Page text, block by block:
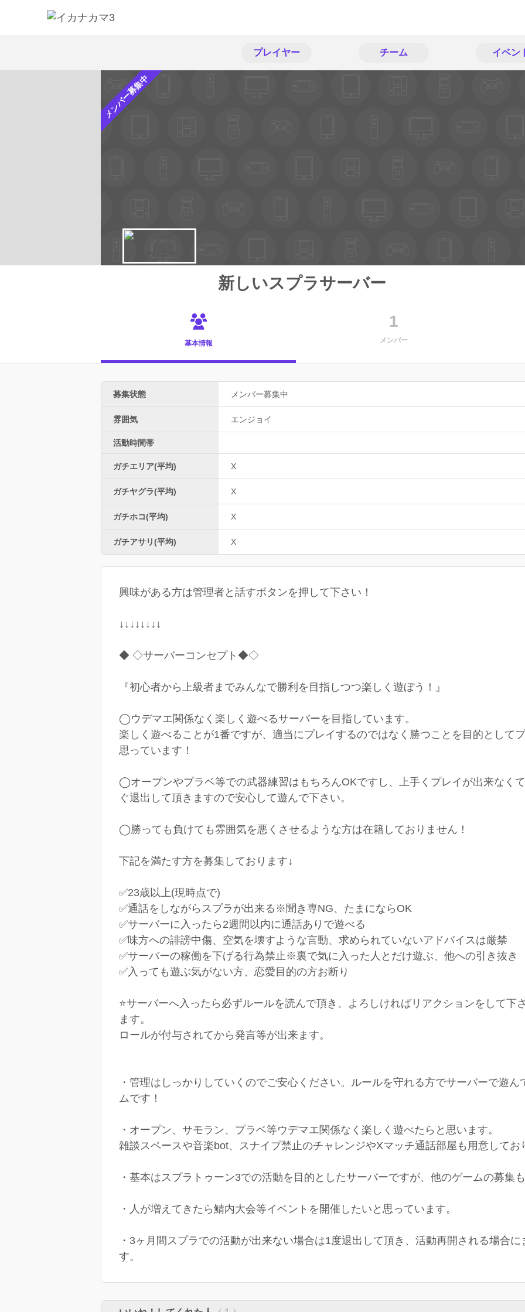
プレイヤー チーム イベン
メンバー募集中
新しいスプラサーバー
基本情報
1
メンバー
募集状態 メンバー募集中
雰囲気 エンジョイ
活動時間帯
ガチエリア(平均) X
ガチヤグラ(平均) X
ガチホコ(平均) X
ガチアサリ(平均) X
興味がある方は管理者と話すボタンを押して下さい！
↓↓↓↓↓↓↓↓
◆ ◇サーバーコンセプト◆◇
『初心者から上級者までみんなで勝利を目指しつつ楽しく遊ぼう！』
◯ウデマエ関係なく楽しく遊べるサーバーを目指しています。
楽しく遊べることが1番ですが、適当にプレイするのではなく勝つことを目的として
思っています！
◯オープンやプラベ等での武器練習はもちろんOKですし、上手くプレイが出来なく
ぐ退出して頂きますので安心して遊んで下さい。
◯勝っても負けても雰囲気を悪くさせるような方は在籍しておりません！
下記を満たす方を募集しております↓
✅23歳以上(現時点で)
✅通話をしながらスプラが出来る※聞き専NG、たまにならOK
✅サーバーに入ったら2週間以内に通話ありで遊べる
✅味方への誹謗中傷、空気を壊すような言動、求められていないアドバイスは厳禁
✅サーバーの稼働を下げる行為禁止※裏で気に入った人とだけ遊ぶ、他への引き抜き
✅入っても遊ぶ気がない方、恋愛目的の方お断り
⭐️サーバーへ入ったら必ずルールを読んで頂き、よろしければリアクションをして下
ます。
ロールが付与されてから発言等が出来ます。
・管理はしっかりしていくのでご安心ください。ルールを守れる方でサーバーで遊
ムです！
・オープン、サモラン、プラベ等ウデマエ関係なく楽しく遊べたらと思います。
雑談スペースや音楽bot、スナイプ禁止のチャレンジやXマッチ通話部屋も用意してお
・基本はスプラトゥーン3での活動を目的としたサーバーですが、他のゲームの募集も
・人が増えてきたら鯖内大会等イベントを開催したいと思っています。
・3ヶ月間スプラでの活動が出来ない場合は1度退出して頂き、活動再開される場合
す。